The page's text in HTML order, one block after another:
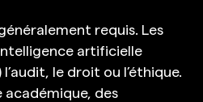
requis. Les
artificielle
le droit ou l’éthique.
académique, des